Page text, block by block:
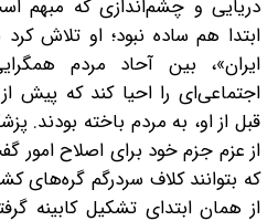
دریایی و چشم‌اندازی که مبهم
ابتدا هم ساده نبود؛ او تلاش
ایران»، بین آحاد مردم
اجتماعی‌ای را احیا کند که پیش
قبل از او، به مردم باخته بودند.
از عزم جزم خود برای اصلاح امور
که بتوانند کلاف سردرگم گره‌های
از همان ابتدای تشکیل کابینه